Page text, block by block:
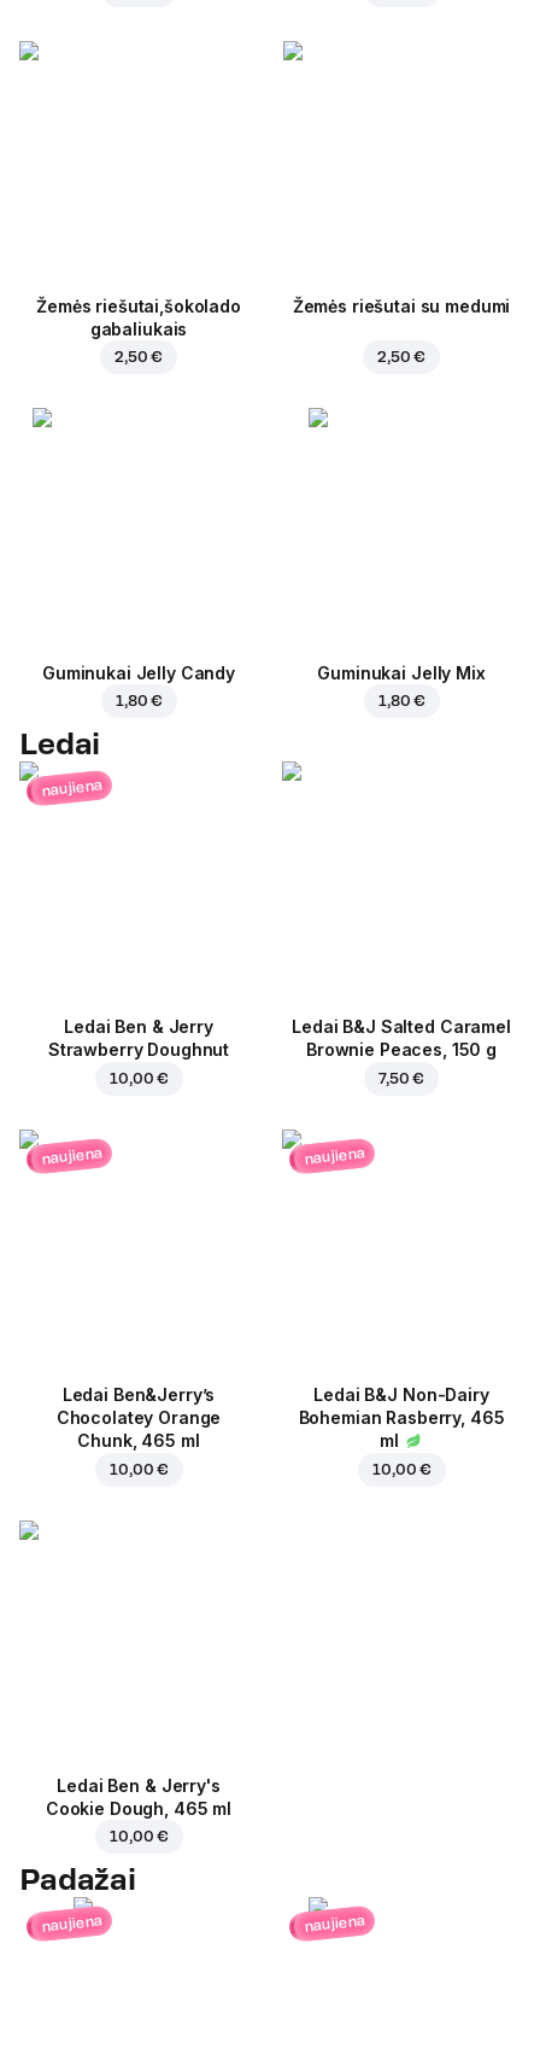
Žemės riešutai,šokolado
gabaliukais
2,50 €
Žemės riešutai su medumi
2,50 €
Guminukai Jelly Candy
1,80 €
Guminukai Jelly Mix
1,80 €
Ledai
naujiena
Ledai Ben & Jerry
Strawberry Doughnut
10,00 €
Ledai B&J Salted Caramel
Brownie Peaces, 150 g
7,50 €
naujiena
Ledai Ben&Jerry’s
Chocolatey Orange
Chunk, 465 ml
10,00 €
naujiena
Ledai B&J Non-Dairy
Bohemian Rasberry, 465
ml
10,00 €
Ledai Ben & Jerry's
Cookie Dough, 465 ml
10,00 €
Padažai
naujiena naujiena